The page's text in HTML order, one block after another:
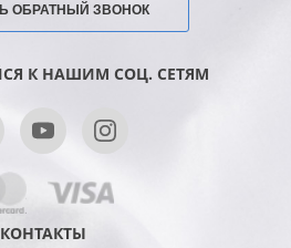
ОБРАТНЫЙ ЗВОНОК
К НАШИМ СОЦ. СЕТЯМ
КОНТАКТЫ